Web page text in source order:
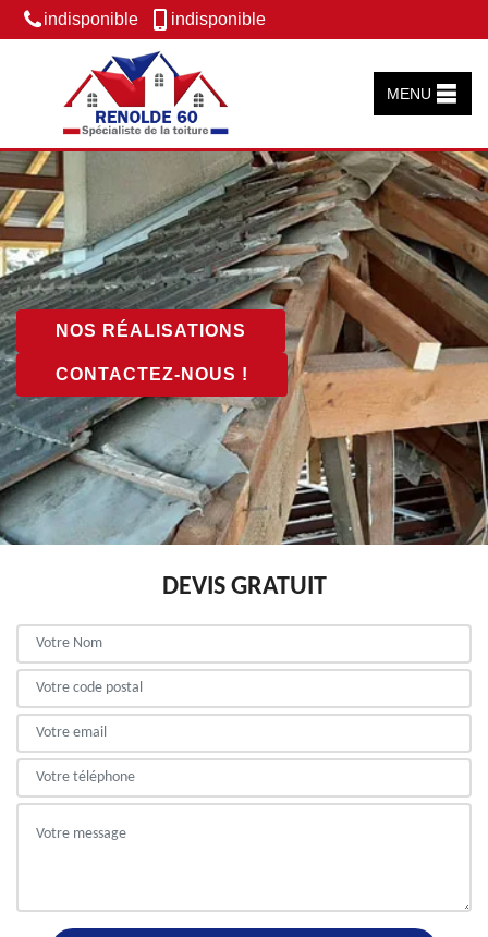
indisponible indisponible
MENU
NOS RÉALISATIONS
CONTACTEZ-NOUS !
DEVIS GRATUIT